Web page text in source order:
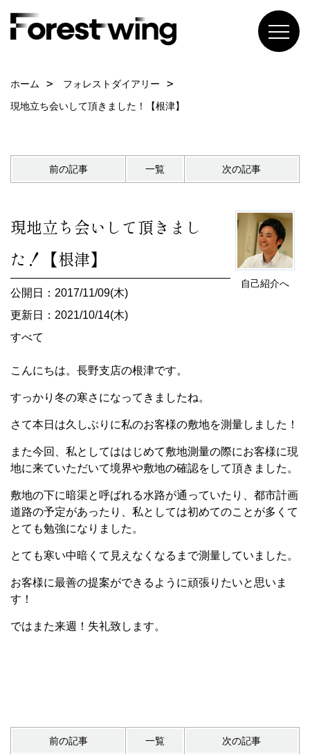
ホーム
フォレストダイアリー
現地立ち会いして頂きました！【根津】
前の記事 一覧 次の記事
自己紹介へ
現地立ち会いして頂きまし
た！【根津】
公開日：2017/11/09(木)
更新日：2021/10/14(木)
すべて
こんにちは。長野支店の根津です。
すっかり冬の寒さになってきましたね。
さて本日は久しぶりに私のお客様の敷地を測量しました！
また今回、私としてははじめて敷地測量の際にお客様に現
地に来ていただいて境界や敷地の確認をして頂きました。
敷地の下に暗渠と呼ばれる水路が通っていたり、都市計画
道路の予定があったり、私としては初めてのことが多くて
とても勉強になりました。
とても寒い中暗くて見えなくなるまで測量していました。
お客様に最善の提案ができるように頑張りたいと思いま
す！
ではまた来週！失礼致します。
前の記事 一覧 次の記事